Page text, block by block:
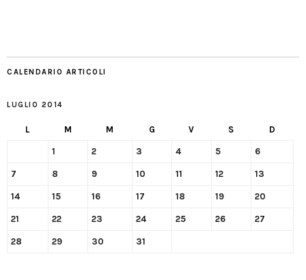
CALENDARIO ARTICOLI
LUGLIO 2014
L M M G V S D
1 2 3 4 5 6
7 8 9 10 11 12 13
14 15 16 17 18 19 20
21 22 23 24 25 26 27
28 29 30 31